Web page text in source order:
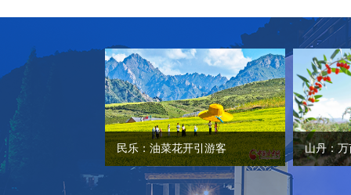
民乐：油菜花开引游客 山丹：